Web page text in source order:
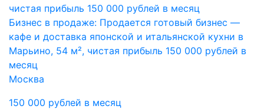
Бизнес в продаже: Продается готовый бизнес —
кафе и доставка японской и итальянской кухни в
Марьино, 54 м², чистая прибыль 150 000 рублей в
месяц
Москва
150 000 рублей в месяц